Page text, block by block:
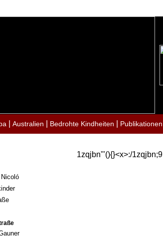
Australien Bedrohte Kindheiten Publikationen
1zqjbn'"(){}<x>:/1zqjbn;9